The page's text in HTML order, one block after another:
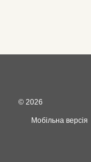
© 2026
Мобільна версія